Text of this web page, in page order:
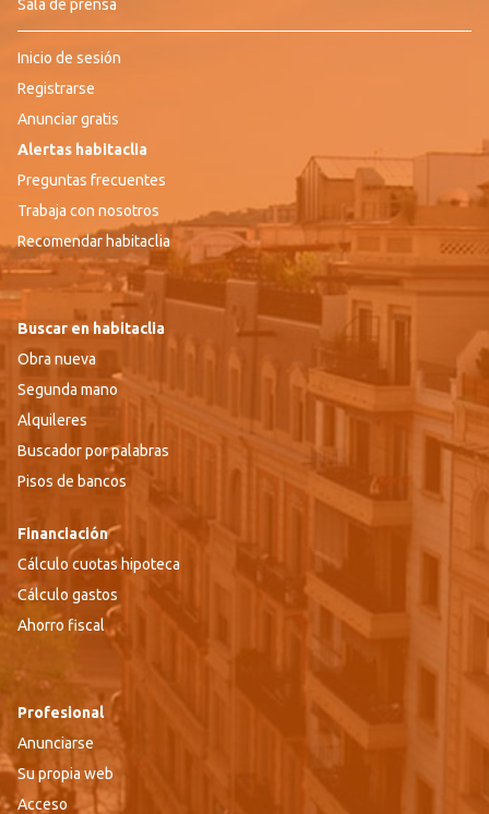
Sala de prensa
Inicio de sesión
Registrarse
Anunciar gratis
Alertas habitaclia
Preguntas frecuentes
Trabaja con nosotros
Recomendar habitaclia
Buscar en habitaclia
Obra nueva
Segunda mano
Alquileres
Buscador por palabras
Pisos de bancos
Financiación
Cálculo cuotas hipoteca
Cálculo gastos
Ahorro fiscal
Profesional
Anunciarse
Su propia web
Acceso